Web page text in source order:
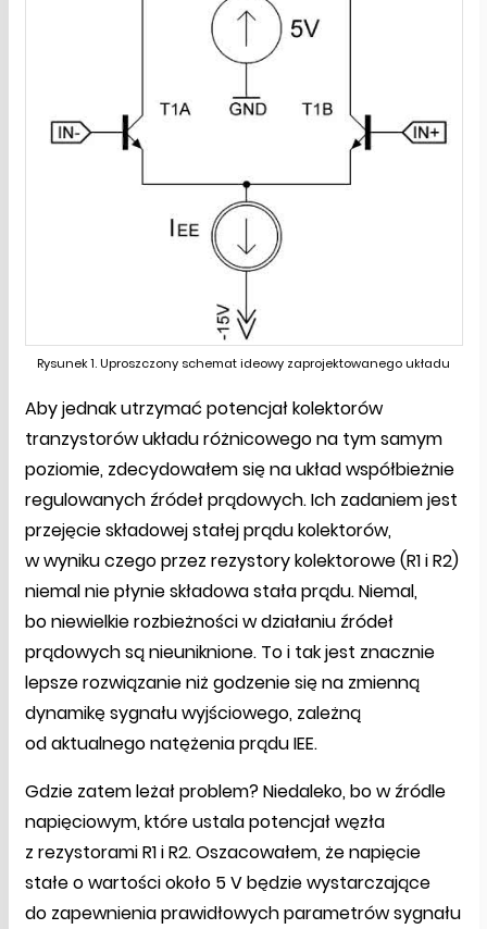
Rysunek 1. Uproszczony schemat ideowy zaprojektowanego układu
Aby jednak utrzymać potencjał kolektorów
tranzystorów układu różnicowego na tym samym
poziomie, zdecydowałem się na układ współbieżnie
regulowanych źródeł prądowych. Ich zadaniem jest
przejęcie składowej stałej prądu kolektorów,
w wyniku czego przez rezystory kolektorowe (R1 i R2)
niemal nie płynie składowa stała prądu. Niemal,
bo niewielkie rozbieżności w działaniu źródeł
prądowych są nieuniknione. To i tak jest znacznie
lepsze rozwiązanie niż godzenie się na zmienną
dynamikę sygnału wyjściowego, zależną
od aktualnego natężenia prądu IEE.
Gdzie zatem leżał problem? Niedaleko, bo w źródle
napięciowym, które ustala potencjał węzła
z rezystorami R1 i R2. Oszacowałem, że napięcie
stałe o wartości około 5 V będzie wystarczające
do zapewnienia prawidłowych parametrów sygnału